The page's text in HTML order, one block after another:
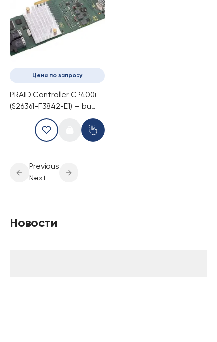
Цена по запросу
PRAID Controller CP400i
(S26361-F3842-E1) — bu
RAID kontrolleri
Previous
Next
Новости